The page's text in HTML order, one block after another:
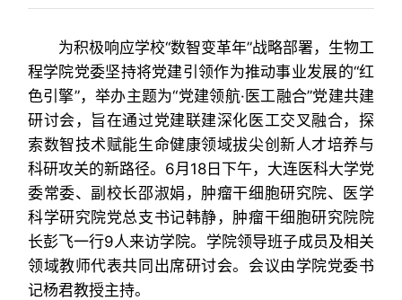
为积极响应学校“数智变革年”战略部署，生物工
程学院党委坚持将党建引领作为推动事业发展的“红
色引擎”，举办主题为“党建领航·医工融合”党建共建
研讨会，旨在通过党建联建深化医工交叉融合，探
索数智技术赋能生命健康领域拔尖创新人才培养与
科研攻关的新路径。6月18日下午，大连医科大学党
委常委、副校长邵淑娟，肿瘤干细胞研究院、医学
科学研究院党总支书记韩静，肿瘤干细胞研究院院
长彭飞一行9人来访学院。学院领导班子成员及相关
领域教师代表共同出席研讨会。会议由学院党委书
记杨君教授主持。